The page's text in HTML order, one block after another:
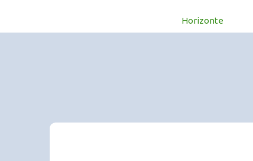
Horizonte